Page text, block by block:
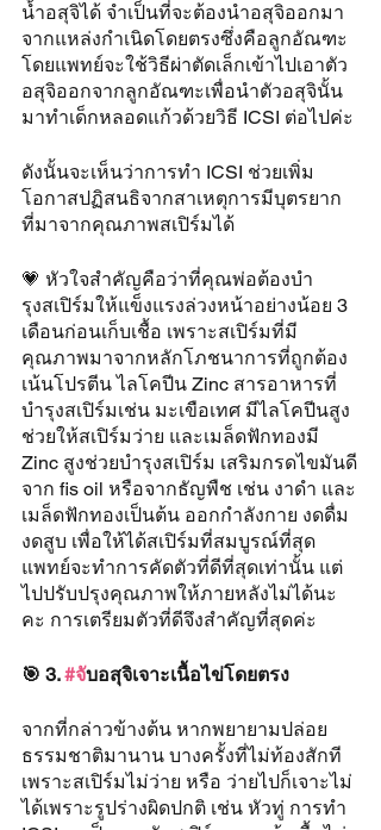
น้ำอสุจิได้ จำเป็นที่จะต้องนำอสุจิออกมา
จากแหล่งกำเนิดโดยตรงซึ่งคือลูกอัณฑะ
โดยแพทย์จะใช้วิธีผ่าตัดเล็กเข้าไปเอาตัว
อสุจิออกจากลูกอัณฑะเพื่อนำตัวอสุจินั้น
มาทำเด็กหลอดแก้วด้วยวิธี ICSI ต่อไปค่ะ
ดังนั้นจะเห็นว่าการทำ ICSI ช่วยเพิ่ม
โอกาสปฏิสนธิจากสาเหตุการมีบุตรยาก
ที่มาจากคุณภาพสเปิร์มได้
💗 หัวใจสำคัญคือว่าที่คุณพ่อต้องบำ
รุงสเปิร์มให้แข็งแรงล่วงหน้าอย่างน้อย 3
เดือนก่อนเก็บเชื้อ เพราะสเปิร์มที่มี
คุณภาพมาจากหลักโภชนาการที่ถูกต้อง
เน้นโปรตีน ไลโคปีน Zinc สารอาหารที่
บำรุงสเปิร์มเช่น มะเขือเทศ มีไลโคปีนสูง
ช่วยให้สเปิร์มว่าย และเมล็ดฟักทองมี
Zinc สูงช่วยบำรุงสเปิร์ม เสริมกรดไขมันดี
จาก fis oil หรือจากธัญพืช เช่น งาดำ และ
เมล็ดฟักทองเป็นต้น ออกกำลังกาย งดดื่ม
งดสูบ เพื่อให้ได้สเปิร์มที่สมบูรณ์ที่สุด
แพทย์จะทำการคัดตัวที่ดีที่สุดเท่านั้น แต่
ไปปรับปรุงคุณภาพให้ภายหลังไม่ได้นะ
คะ การเตรียมตัวที่ดีจึงสำคัญที่สุดค่ะ
🎯 3. #จับอสุจิเจาะเนื้อไข่โดยตรง
จากที่กล่าวข้างต้น หากพยายามปล่อย
ธรรมชาติมานาน บางครั้งที่ไม่ท้องสักที
เพราะสเปิร์มไม่ว่าย หรือ ว่ายไปก็เจาะไม่
ได้เพราะรูปร่างผิดปกติ เช่น หัวทู่ การทำ